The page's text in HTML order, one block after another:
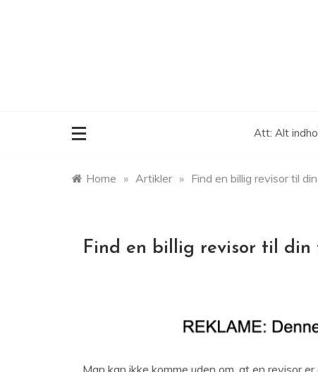
Att: Alt
Home » Artikler » Find en billig revisor til
Find en billig revisor til din
Man kan ikke komme uden om, at en revisor